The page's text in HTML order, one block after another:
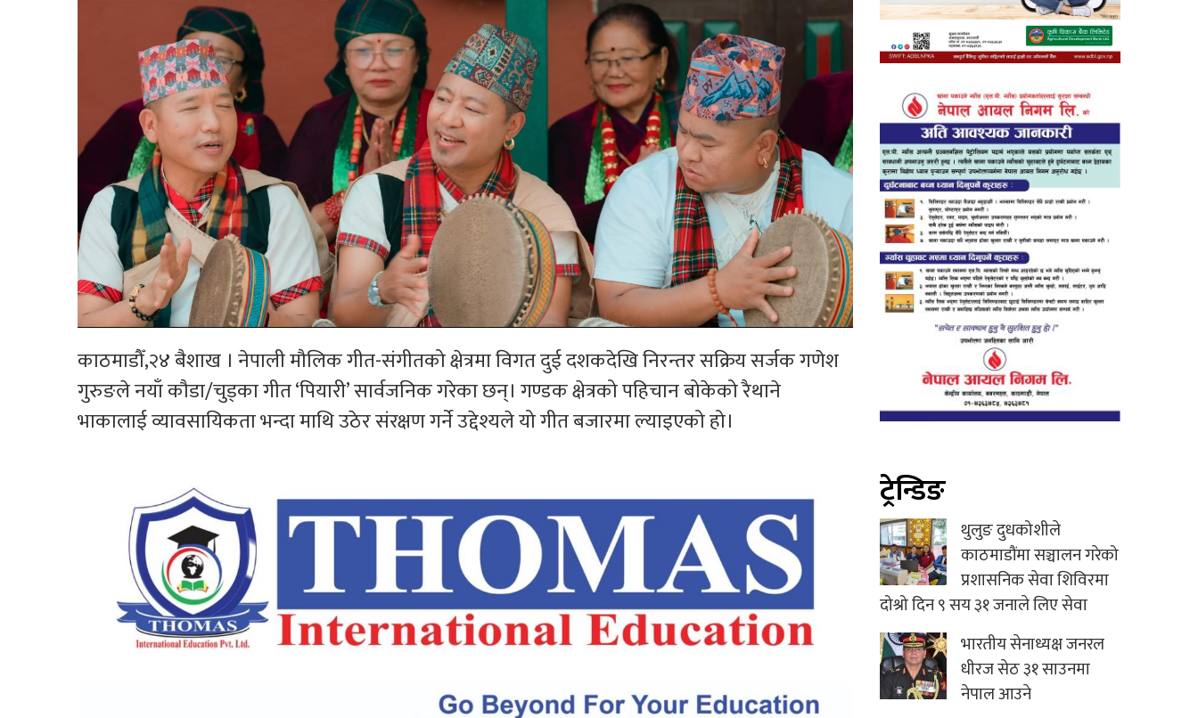
काठमाडौँ,२४ बैशाख । नेपाली मौलिक गीत-संगीतको क्षेत्रमा विगत दुई दशकदेखि निरन्तर सक्रिय सर्जक गणेश
गुरुङले नयाँ कौडा/चुड्का गीत ‘पियारी’ सार्वजनिक गरेका छन्। गण्डक क्षेत्रको पहिचान बोकेको रैथाने
भाकालाई व्यावसायिकता भन्दा माथि उठेर संरक्षण गर्ने उद्देश्यले यो गीत बजारमा ल्याइएको हो।
ट्रेन्डिङ
थुलुङ दुधकोशीले
काठमाडौंमा सञ्चालन गरेको
प्रशासनिक सेवा शिविरमा
दोश्रो दिन ९ सय ३१ जनाले लिए सेवा
भारतीय सेनाध्यक्ष जनरल
धीरज सेठ ३१ साउनमा
नेपाल आउने